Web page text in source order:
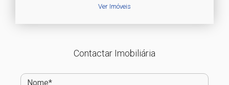
Ver Imóveis
Contactar Imobiliária